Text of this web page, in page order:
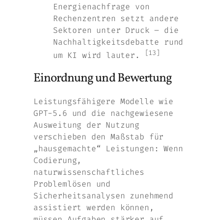
Energienachfrage von
Rechenzentren setzt andere
Sektoren unter Druck – die
Nachhaltigkeitsdebatte rund
um KI wird lauter.
[13]
Einordnung und Bewertung
Leistungsfähigere Modelle wie
GPT-5.6 und die nachgewiesene
Ausweitung der Nutzung
verschieben den Maßstab für
„hausgemachte“ Leistungen: Wenn
Codierung,
naturwissenschaftliches
Problemlösen und
Sicherheitsanalysen zunehmend
assistiert werden können,